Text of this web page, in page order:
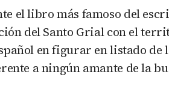
el libro más famoso del
del Santo Grial con el
en figurar en listado
a ningún amante de la